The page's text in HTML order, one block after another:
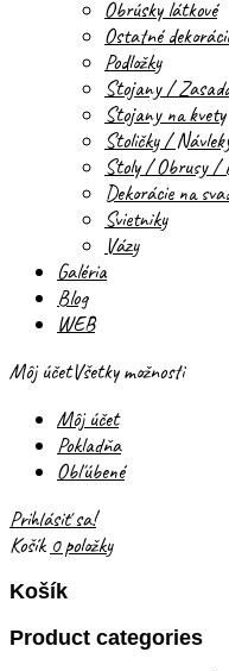
Obrúsky látkové
Ostatné
Podložky
Stojany /
Stojany na kvety
Stoličky /
Stoly / Obrusy /
Dekorácie na
Svietniky
Vázy
Galéria
Blog
WEB
Môj účetVšetky možnosti
Môj účet
Pokladňa
Obľúbené
Prihlásiť sa!
Košík 0 položky
Košík
Product categories